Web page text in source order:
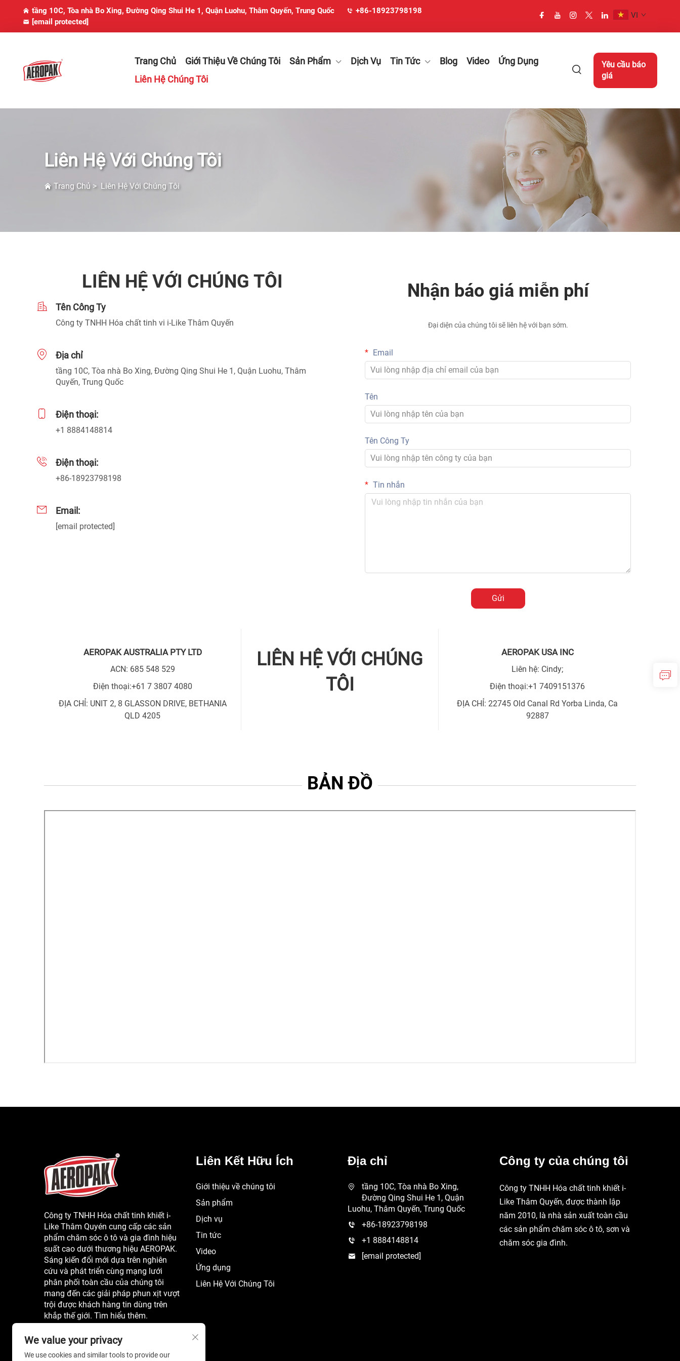
tầng 10C, Tòa nhà Bo Xing, Đường Qing Shui He 1, Quận Luohu, Thâm Quyến, Trung Quốc
+86-18923798198
[email protected]
VI
Trang Chủ Giới Thiệu Về Chúng Tôi Sản Phẩm Dịch Vụ Tin Tức Blog Video
Ứng Dụng
Liên Hệ Chúng Tôi
Yêu cầu báo
giá
Liên Hệ Với Chúng Tôi
Trang Chủ > Liên Hệ Với Chúng Tôi
LIÊN HỆ VỚI CHÚNG TÔI
Tên Công Ty
Công ty TNHH Hóa chất tinh vi i-Like Thâm Quyến
Địa chỉ
tầng 10C, Tòa nhà Bo Xing, Đường Qing Shui He 1, Quận Luohu, Thâm
Quyến, Trung Quốc
Điện thoại:
+1 8884148814
Điện thoại:
+86-18923798198
Email:
[email protected]
Nhận báo giá miễn phí
Đại diện của chúng tôi sẽ liên hệ với bạn sớm.
Email
Tên
Tên Công Ty
Tin nhắn
Gửi
AEROPAK AUSTRALIA PTY LTD
ACN: 685 548 529
Điện thoại:+61 7 3807 4080
ĐỊA CHỈ: UNIT 2, 8 GLASSON DRIVE, BETHANIA
QLD 4205
LIÊN HỆ VỚI CHÚNG
TÔI
AEROPAK USA INC
Liên hệ: Cindy;
Điện thoại:+1 7409151376
ĐỊA CHỈ: 22745 Old Canal Rd Yorba Linda, Ca
92887
BẢN ĐỒ
Công ty TNHH Hóa chất tinh khiết i-
Like Thâm Quyén cung cấp các sản
phẩm chăm sóc ô tô và gia đình hiệu
suất cao dưới thương hiệu AEROPAK.
Sáng kiến đổi mới dựa trên nghiên
cứu và phát triển cùng mạng lưới
phân phối toàn cầu của chúng tôi
mang đến các giải pháp phun xịt vượt
trội được khách hàng tin dùng trên
khắp thế giới. Tìm hiểu thêm.
Liên Kết Hữu Ích
Giới thiệu về chúng tôi
Sản phẩm
Dịch vụ
Tin tức
Video
Ứng dụng
Liên Hệ Với Chúng Tôi
Địa chỉ
tầng 10C, Tòa nhà Bo Xing,
Đường Qing Shui He 1, Quận
Luohu, Thâm Quyến, Trung Quốc
+86-18923798198
+1 8884148814
[email protected]
Công ty của chúng tôi
Công ty TNHH Hóa chất tinh khiết i-
Like Thâm Quyến, được thành lập
năm 2010, là nhà sản xuất toàn cầu
các sản phẩm chăm sóc ô tô, sơn và
chăm sóc gia đình.
We value your privacy
We use cookies and similar tools to provide our